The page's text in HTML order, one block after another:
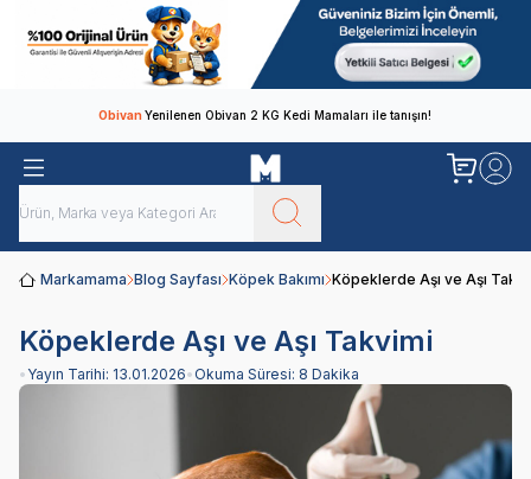
ObivanYenilenen Obivan 2 KG Kedi Mamaları ile tanışın!
Markamama Blog Sayfası Köpek Bakımı Köpeklerde Aşı ve Aşı
Köpeklerde Aşı ve Aşı Takvimi
• Yayın Tarihi: 13.01.2026•Okuma Süresi: 8 Dakika